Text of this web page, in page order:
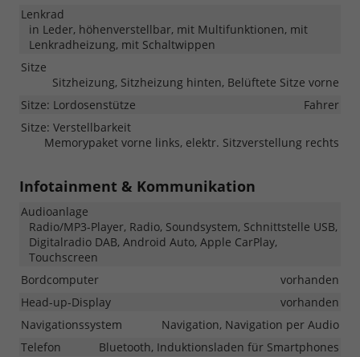
Lenkrad
in Leder, höhenverstellbar, mit Multifunktionen, mit
Lenkradheizung, mit Schaltwippen
Sitze
Sitzheizung, Sitzheizung hinten, Belüftete Sitze vorne
Sitze: Lordosenstütze
Fahrer
Sitze: Verstellbarkeit
Memorypaket vorne links, elektr. Sitzverstellung rechts
Infotainment & Kommunikation
Audioanlage
Radio/MP3-Player, Radio, Soundsystem, Schnittstelle USB,
Digitalradio DAB, Android Auto, Apple CarPlay,
Touchscreen
Bordcomputer
vorhanden
Head-up-Display
vorhanden
Navigationssystem
Navigation, Navigation per Audio
Telefon
Bluetooth, Induktionsladen für Smartphones